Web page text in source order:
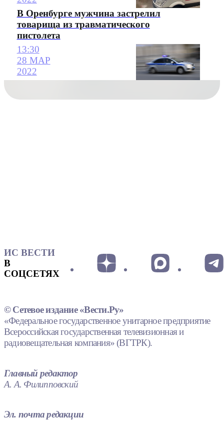
В Оренбурге мужчина застрелил
товарища из травматического
пистолета
13:30
28 МАР
2022
ИС ВЕСТИ
В
СОЦСЕТЯХ
© Сетевое издание «Вести.Ру»
«Федеральное государственное унитарное предприятие
Всероссийская государственная телевизионная и
радиовещательная компания» (ВГТРК).
Главный редактор
А. А. Филипповский
Эл. почта редакции